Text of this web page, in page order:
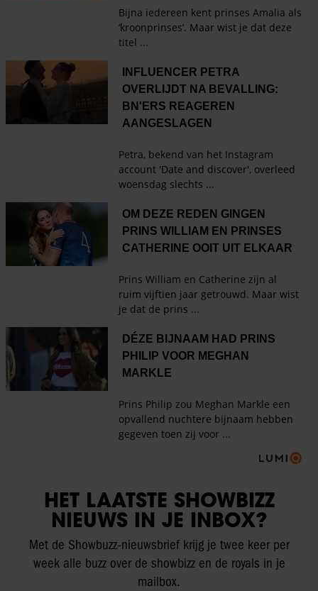
HET LAATSTE SHOWBIZZ
NIEUWS IN JE INBOX?
Met de Showbuzz-nieuwsbrief krijg je twee keer per
week alle buzz over de showbizz en de royals in je
mailbox.